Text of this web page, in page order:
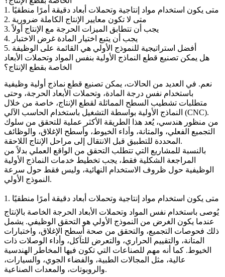
1. متى يكون استخدام مواد إنتاجية وتحملات أبعاد دقيقة أمرًا منطقيًا
2. متى لا تكون معايير الإنتاج الكاملة ضرورية
3. يجب أن تتطابق الميزات الحرجة مع الإنتاج أولاً
4. يجب أن يتبع اختيار المادة غرض الاختبار
5. أفضل استراتيجية للنموذج الأولي هي القائمة على الوظيفة
هل يمكن تصنيع قطع النماذج الأولية بنفس المواد وتحملات الأبعاد
الخاصة بقطع الإنتاج؟
نعم. في العديد من الحالات، يمكن تصنيع قطع نماذج أولية وظيفية
باستخدام نفس درجة المادة، وتحملات الأبعاد الحرجة، وحتى
متطلبات تشطيب السطح المماثلة لقطع الإنتاج، خاصة من خلال
النماذج الأولية بواسطة التشغيل باستخدام الحاسب الآلي (CNC).
من منظور هندسي، يُعد هذا الطريقة الأكثر عملية للتحقق من سلوك
التجميع الفعلي، والمتانة، وأداء الخيوط، وأسطح الإغلاق، والوظائف
المحددة للتطبيق قبل الانتقال إلى مراحل الإنتاج اللاحقة.
بالنسبة للمشاريع التي تتطلب التحقق من الواقع العملي بدلاً من
المراجعة الشكلية فقط، يجب تخطيط خدمات النماذج الأولية
الوظيفية حول ظروف الاستخدام النهائية، وليس فقط حول سرعة
النموذج الأولي.
1. متى يكون استخدام مواد إنتاجية وتحملات أبعاد دقيقة أمرًا منطقيًا
يُوصى باستخدام نفس المواد وتحملات الأبعاد الحرجة الخاصة بالإنتاج
عندما يكون الغرض من النموذج الأولي هو التحقق الوظيفي. يشمل
ذلك فحوصات التجميع، والتحقق من صحة أسطح الإغلاق، واختبارات
المتانة، والتقييم الحراري، والتعرض للتآكل، وأداء الوصلات ذات
الخيوط. كما أنه مهم للصناعات التي تكون فيها المخاطر الهندسية
عالية، مثل المجالات الطبية، والفضاء الجوي، والسيارات،
والروبوتات، والمعدات الصناعية.